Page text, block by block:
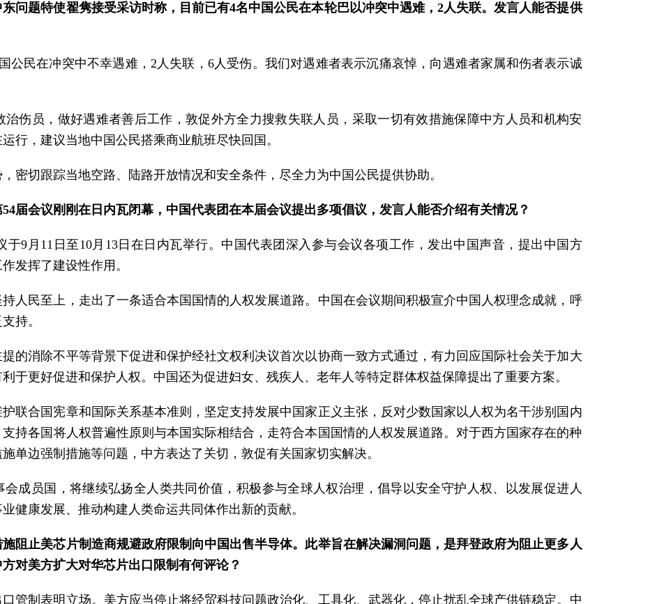
东问题特使翟隽接受采访时称，目前已有4名中国公民在本轮巴以冲突中遇难，2人失联。发言人能否提供
公民在冲突中不幸遇难，2人失联，6人受伤。我们对遇难者表示沉痛哀悼，向遇难者家属和伤者表示诚
伤员，做好遇难者善后工作，敦促外方全力搜救失联人员，采取一切有效措施保障中方人员和机构安
行，建议当地中国公民搭乘商业航班尽快回国。
密切跟踪当地空路、陆路开放情况和安全条件，尽全力为中国公民提供协助。
届会议刚刚在日内瓦闭幕，中国代表团在本届会议提出多项倡议，发言人能否介绍有关情况？
于9月11日至10月13日在日内瓦举行。中国代表团深入参与会议各项工作，发出中国声音，提出中国方
发挥了建设性作用。
人民至上，走出了一条适合本国国情的人权发展道路。中国在会议期间积极宣介中国人权理念成就，呼
持。
的消除不平等背景下促进和保护经社文权利决议首次以协商一致方式通过，有力回应国际社会关于加大
于更好促进和保护人权。中国还为促进妇女、残疾人、老年人等特定群体权益保障提出了重要方案。
联合国宪章和国际关系基本准则，坚定支持发展中国家正义主张，反对少数国家以人权为名干涉别国内
持各国将人权普遍性原则与本国实际相结合，走符合本国国情的人权发展道路。对于西方国家存在的种
单边强制措施等问题，中方表达了关切，敦促有关国家切实解决。
成员国，将继续弘扬全人类共同价值，积极参与全球人权治理，倡导以安全守护人权、以发展促进人
健康发展、推动构建人类命运共同体作出新的贡献。
阻止美芯片制造商规避政府限制向中国出售半导体。此举旨在解决漏洞问题，是拜登政府为阻止更多人
对美方扩大对华芯片出口限制有何评论？
管制表明立场。美方应当停止将经贸科技问题政治化、工具化、武器化，停止扰乱全球产供链稳定。中